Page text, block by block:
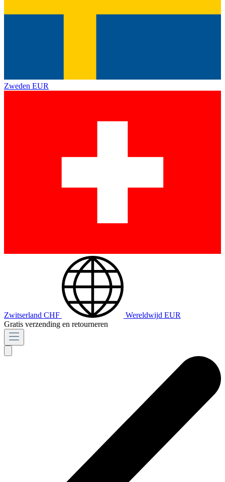
Zweden EUR
Zwitserland CHF Wereldwijd EUR
Gratis verzending en retourneren